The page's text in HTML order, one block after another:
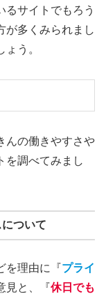
るサイトでもろう
が多くみられまし
ょう。
んの働きやすさや
を調べてみまし
ついて
を理由に『プライ
見と、『休日でも